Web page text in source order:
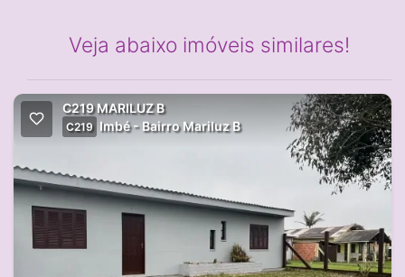
Veja abaixo imóveis similares!
C219 MARILUZ B
C219 Imbé - Bairro Mariluz B